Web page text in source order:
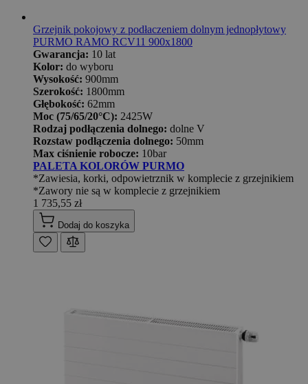
Grzejnik pokojowy z podłaczeniem dolnym jednopłytowy
PURMO RAMO RCV11 900x1800
Gwarancja: 10 lat
Kolor: do wyboru
Wysokość: 900mm
Szerokość: 1800mm
Głębokość: 62mm
Moc (75/65/20°C): 2425W
Rodzaj podłączenia dolnego: dolne V
Rozstaw podłączenia dolnego: 50mm
Max ciśnienie robocze: 10bar
PALETA KOLORÓW PURMO
*Zawiesia, korki, odpowietrznik w komplecie z grzejnikiem
*Zawory nie są w komplecie z grzejnikiem
1 735,55 zł
Dodaj do koszyka